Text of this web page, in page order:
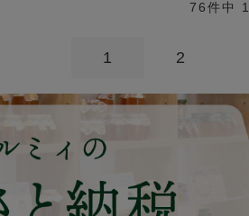
76 件中 1
1 2